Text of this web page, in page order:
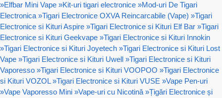
»Elfbar Mini Vape »Kit-uri tigari electronice »Mod-uri De Tigari
Electronica »Tigari Electronice OXVA Reincarcabile (Vape) »Tigari
Electronice si Kituri Aspire »Tigari Electronice si Kituri Elf Bar »Tigari
Electronice si Kituri Geekvape »Tigari Electronice si Kituri Innokin
»Tigari Electronice si Kituri Joyetech »Tigari Electronice si Kituri Lost
Vape »Tigari Electronice si Kituri Uwell »Tigari Electronice si Kituri
Vaporesso »Tigari Electronice si Kituri VOOPOO »Tigari Electronice
si Kituri VOZOL »Tigari Electronice si Kituri VUSE »Vape Pen-uri
»Vape Vaporesso Mini »Vape-uri cu Nicotină »Țigări Electronice și